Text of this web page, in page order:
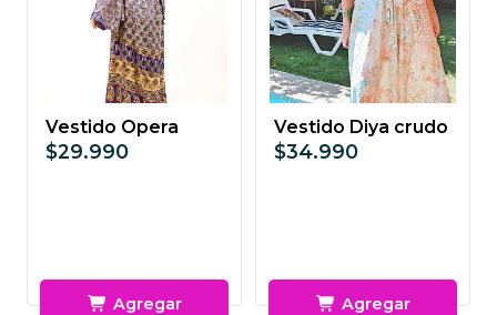
Vestido Opera
$29.990
Agregar
Vestido Diya crudo
$34.990
Agregar